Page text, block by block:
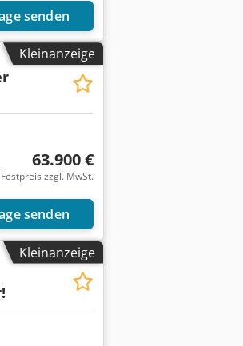
senden
Kleinanzeige
63.900 €
Festpreis zzgl. MwSt.
senden
Kleinanzeige